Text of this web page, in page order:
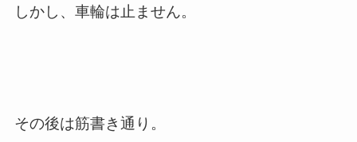
しかし、車輪は止ません。
その後は筋書き通り。